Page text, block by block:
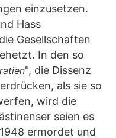
einzusetzen.
Hass
Gesellschaften
In den so
", die Dissenz
als sie so
wird die
seien es
ermordet und